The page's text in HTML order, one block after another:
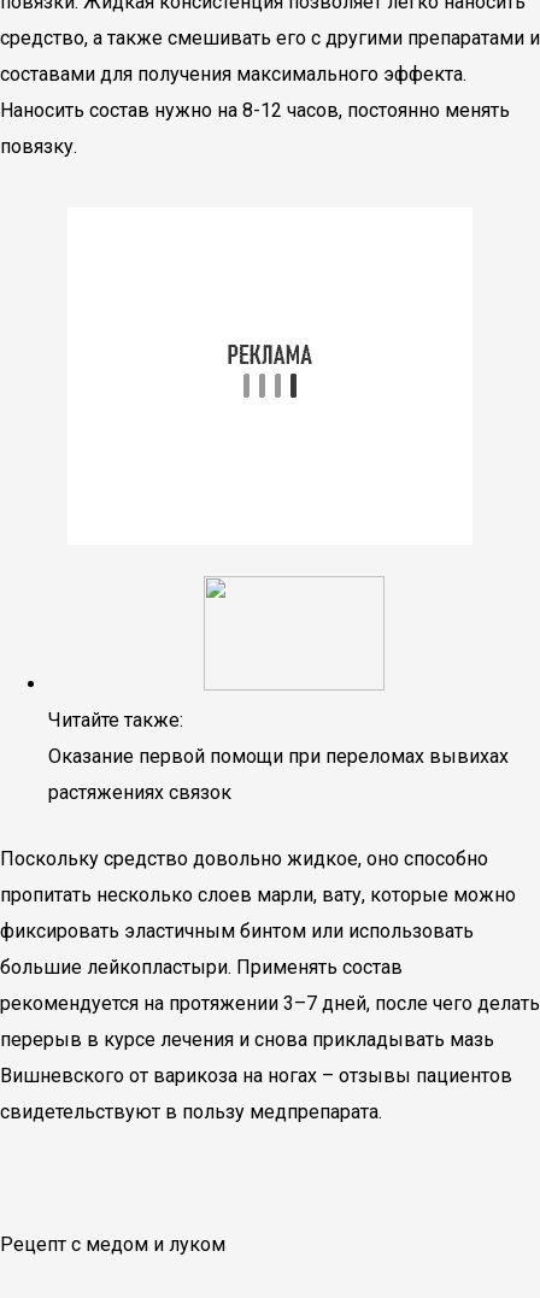
средство, а также смешивать его с другими препаратами и
составами для получения максимального эффекта.
Наносить состав нужно на 8-12 часов, постоянно менять
повязку.
Читайте также:
Оказание первой помощи при переломах вывихах
растяжениях связок
Поскольку средство довольно жидкое, оно способно
пропитать несколько слоев марли, вату, которые можно
фиксировать эластичным бинтом или использовать
большие лейкопластыри. Применять состав
рекомендуется на протяжении 3–7 дней, после чего делать
перерыв в курсе лечения и снова прикладывать мазь
Вишневского от варикоза на ногах – отзывы пациентов
свидетельствуют в пользу медпрепарата.
Рецепт с медом и луком